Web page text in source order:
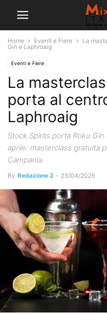
Home Eventi e Fiere
La
Gin e Laphroaig
Eventi e Fiere
La
porta al
Laphroaig
Stock Spirits porta Roku
aprile: masterclass gratuita
Campania.
By Redazione 2 - 23/04/2026